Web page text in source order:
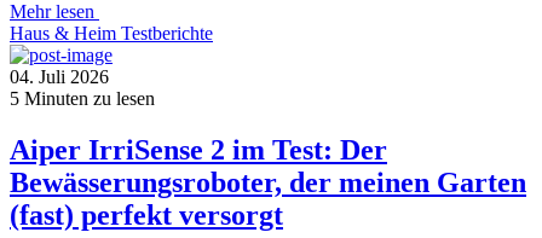
Mehr lesen
Haus & Heim Testberichte
04. Juli 2026
5 Minuten zu lesen
Aiper IrriSense 2 im Test: Der
Bewässerungsroboter, der meinen Garten
(fast) perfekt versorgt